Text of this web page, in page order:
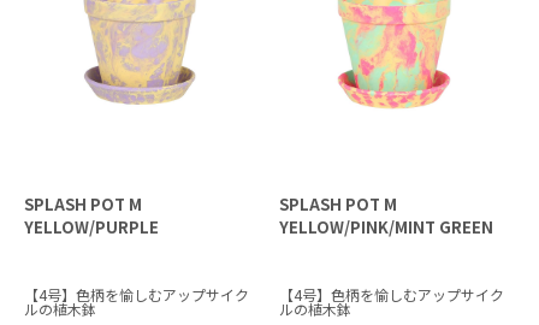
SPLASH POT M
YELLOW/PURPLE
【4号】色柄を愉しむアップサイク
ルの植木鉢
SPLASH POT M
YELLOW/PINK/MINT GREEN
【4号】色柄を愉しむアップサイク
ルの植木鉢